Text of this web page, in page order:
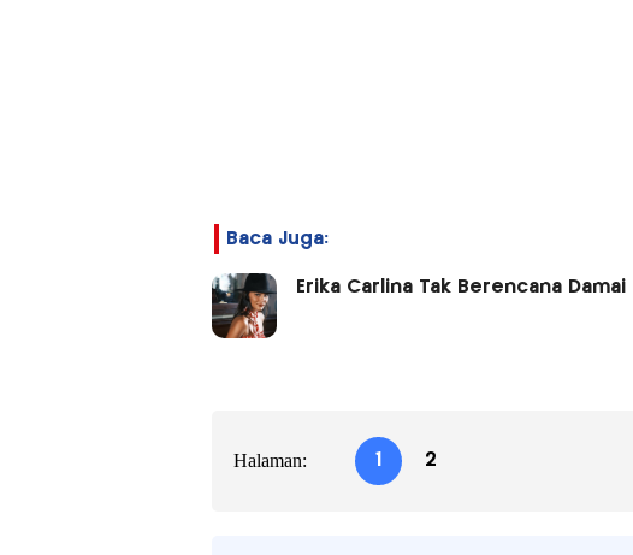
Baca Juga:
Erika Carlina Tak Berencana
Halaman: 1 2